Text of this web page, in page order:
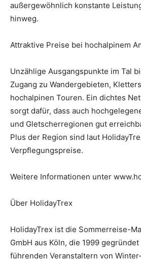
außergewöhnlich konstante
hinweg.
Attraktive Preise bei hochalpinem
Unzählige Ausgangspunkte im Tal
Zugang zu Wandergebieten,
hochalpinen Touren. Ein dichtes
sorgt dafür, dass auch
und Gletscherregionen gut
Plus der Region sind laut
Verpflegungspreise.
Weitere Informationen unter
Über HolidayTrex
HolidayTrex ist die Sommerreise-
GmbH aus Köln, die 1999
führenden Veranstaltern von